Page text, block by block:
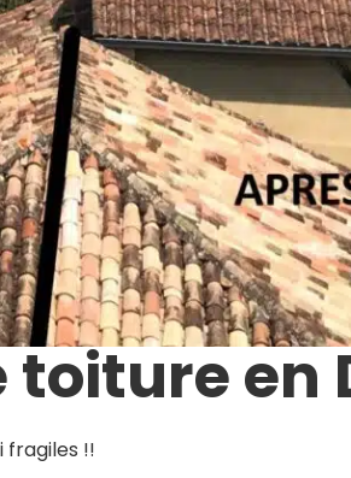
toiture en
fragiles !!